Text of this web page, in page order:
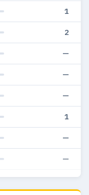
1
2
—
—
—
1
—
—
—